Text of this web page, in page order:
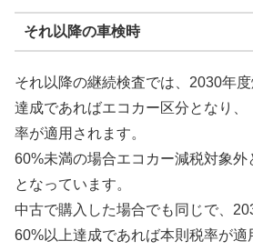
それ以降の車検時
それ以降の継続検査では、2030年
達成であればエコカー区分となり
率が適用されます。
60%未満の場合エコカー減税対象
となっています。
中古で購入した場合でも同じで、
60%以上達成であれば本則税率が適